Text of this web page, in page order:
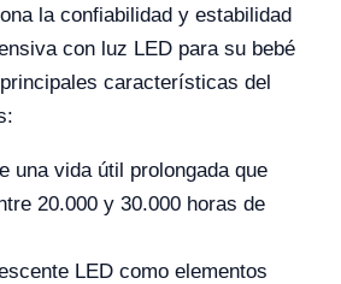
la confiabilidad y estabilidad
con luz LED para su bebé
características del
una vida útil prolongada que
20.000 y 30.000 horas de
LED como elementos